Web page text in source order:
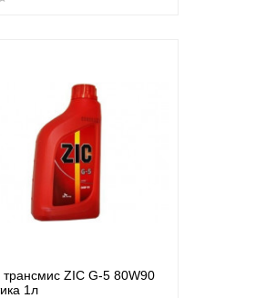
ZIC G-5 80W90
1л